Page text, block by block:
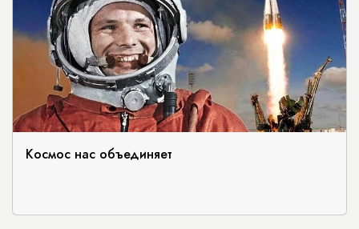
Космос нас объединяет